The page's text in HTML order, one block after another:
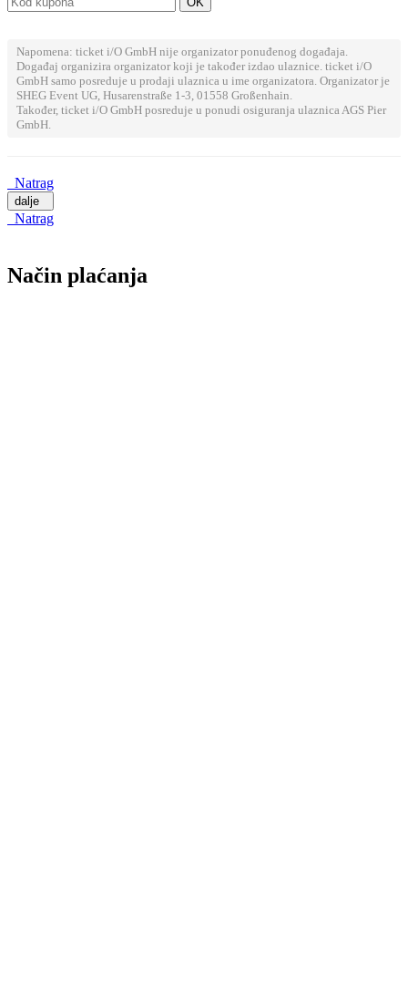
Napomena: ticket i/O GmbH nije organizator ponuđenog događaja.
Događaj organizira organizator koji je također izdao ulaznice. ticket i/O
GmbH samo posreduje u prodaji ulaznica u ime organizatora. Organizator je
SHEG Event UG, Husarenstraße 1-3, 01558 Großenhain.
Također, ticket i/O GmbH posreduje u ponudi osiguranja ulaznica AGS Pier
GmbH.
Natrag
dalje
Natrag
Način plaćanja